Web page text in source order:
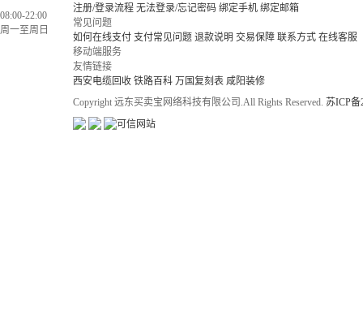
08:00-22:00
周一至周日
注册/登录流程 无法登录/忘记密码 绑定手机 绑定邮箱
常见问题
如何在线支付 支付常见问题 退款说明 交易保障 联系方式 在线客服
移动端服务
友情链接
西安电缆回收 铁路百科 万国复刻表 咸阳装修
Copyright 远东买卖宝网络科技有限公司.All Rights Reserved. 苏ICP备